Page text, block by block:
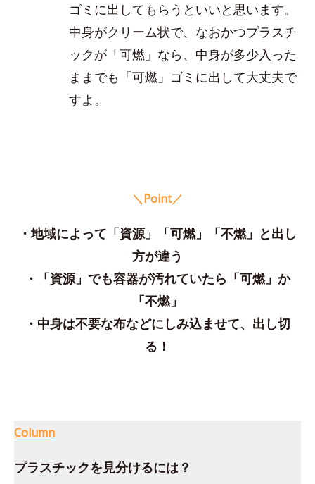
ゴミに出してもらうといいと思います。
中身がクリーム状で、なおかつプラスチ
ックが「可燃」なら、中身が多少入った
ままでも「可燃」ゴミに出して大丈夫で
すよ。
＼Point／
・地域によって「資源」「可燃」「不燃」と出し
方が違う
・「資源」でも容器が汚れていたら「可燃」か
「不燃」
・中身は不要な布などにしみ込ませて、出し切
る！
Column
プラスチックを見分けるには？